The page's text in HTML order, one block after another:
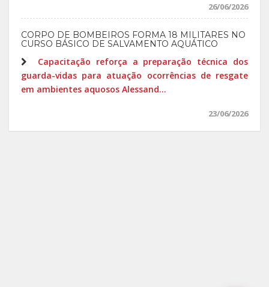
26/06/2026
CORPO DE BOMBEIROS FORMA 18 MILITARES NO
CURSO BÁSICO DE SALVAMENTO AQUÁTICO
Capacitação reforça a preparação técnica dos
guarda-vidas para atuação ocorrências de resgate
em ambientes aquosos Alessand...
23/06/2026